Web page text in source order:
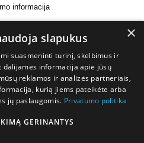
informacija
grąžinimas
677 31358
×
slapukus
suasmeninti turinį, skelbimus ir
dalijamės informacija apie jūsų
reklamos ir analizės partneriais,
kurią jiems pateikėte arba
jų paslaugomis. Privatumo politika
GERINANTYS